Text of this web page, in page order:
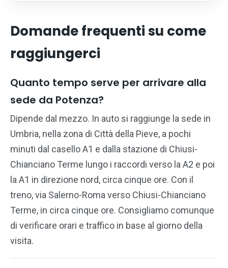
Domande frequenti su come
raggiungerci
Quanto tempo serve per arrivare alla
sede da Potenza?
Dipende dal mezzo. In auto si raggiunge la sede in
Umbria, nella zona di Città della Pieve, a pochi
minuti dal casello A1 e dalla stazione di Chiusi-
Chianciano Terme lungo i raccordi verso la A2 e poi
la A1 in direzione nord, circa cinque ore. Con il
treno, via Salerno-Roma verso Chiusi-Chianciano
Terme, in circa cinque ore. Consigliamo comunque
di verificare orari e traffico in base al giorno della
visita.